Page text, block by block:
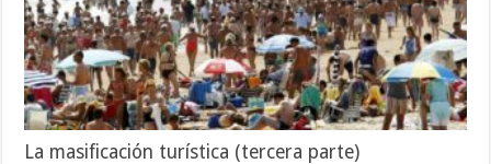
La masificación turística (tercera parte)